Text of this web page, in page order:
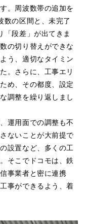
。周波数帯の追加を
数の区間と、未完了
「段差」が出てきま
の切り替えができな
う、適切なタイミン
。さらに、工事エリ
め、その都度、設定
調整を繰り返しまし
運用面での調整も不
ないことが大前提で
設置など、多くの工
そこでドコモは、鉄
事業者と密に連携
事ができるよう、着